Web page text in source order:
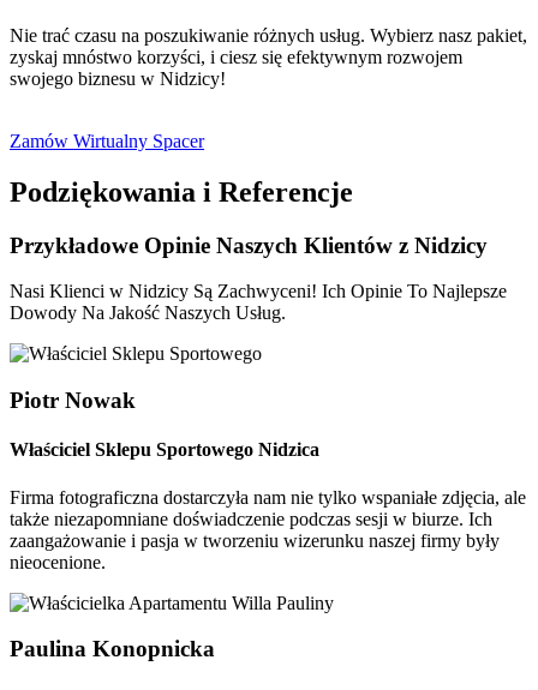
Nie trać czasu na poszukiwanie różnych usług. Wybierz nasz pakiet,
zyskaj mnóstwo korzyści, i ciesz się efektywnym rozwojem
swojego biznesu w Nidzicy!
Zamów Wirtualny Spacer
Podziękowania i Referencje
Przykładowe Opinie Naszych Klientów z Nidzicy
Nasi Klienci w Nidzicy Są Zachwyceni! Ich Opinie To Najlepsze
Dowody Na Jakość Naszych Usług.
Piotr Nowak
Właściciel Sklepu Sportowego Nidzica
Firma fotograficzna dostarczyła nam nie tylko wspaniałe zdjęcia, ale
także niezapomniane doświadczenie podczas sesji w biurze. Ich
zaangażowanie i pasja w tworzeniu wizerunku naszej firmy były
nieocenione.
Paulina Konopnicka